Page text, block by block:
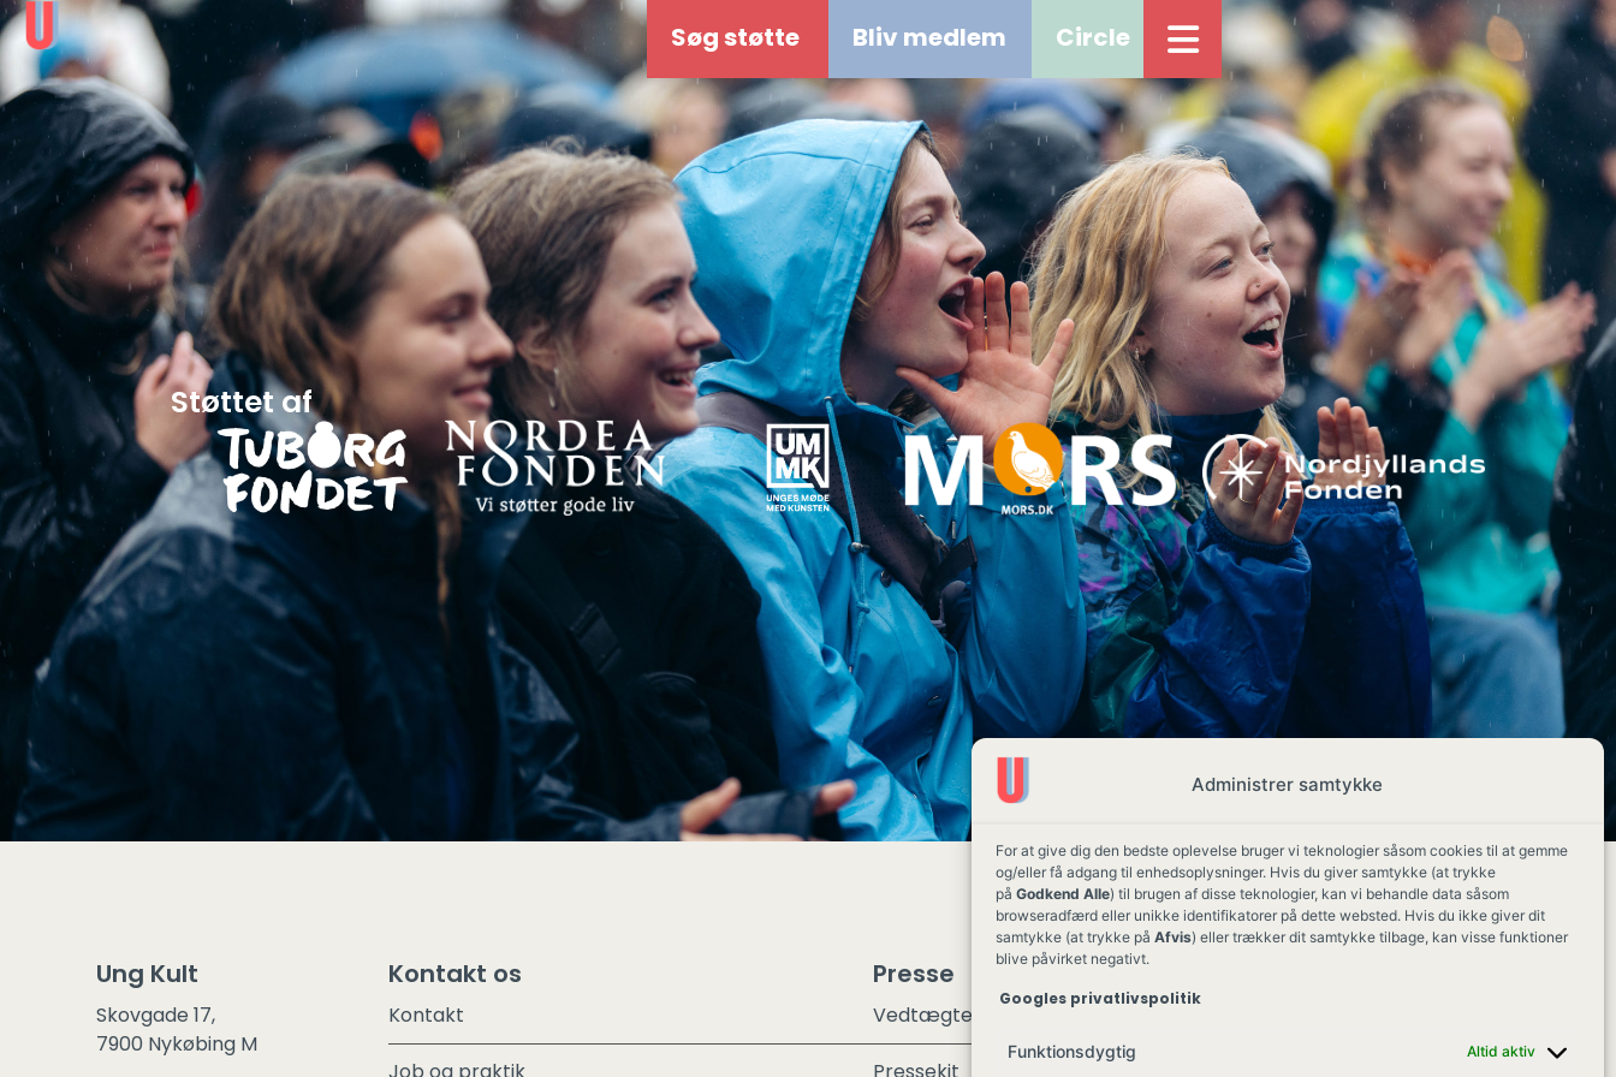
Administrer samtykke
For at give dig den bedste oplevelse bruger vi teknologier såsom cookies til at gemme
og/eller få adgang til enhedsoplysninger. Hvis du giver samtykke (at trykke
på Godkend Alle) til brugen af disse teknologier, kan vi behandle data såsom
browseradfærd eller unikke identifikatorer på dette websted. Hvis du ikke giver dit
samtykke (at trykke på Afvis) eller trækker dit samtykke tilbage, kan visse funktioner
blive påvirket negativt.
Googles privatlivspolitik
Funktionsdygtig Altid aktiv
Søg støtte Bliv medlem Circle
Støttet af
Ung Kult
Skovgade 17,
7900 Nykøbing M
Kontakt os
Kontakt
Presse
Vedtægter